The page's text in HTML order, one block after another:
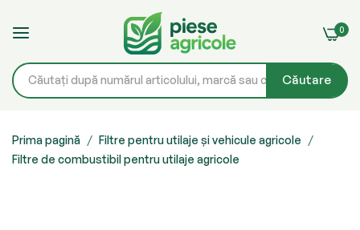
Căutare
0
la
Conținut
Prima pagină
Filtre pentru utilaje și vehicule agricole
Filtre de combustibil pentru utilaje agricole